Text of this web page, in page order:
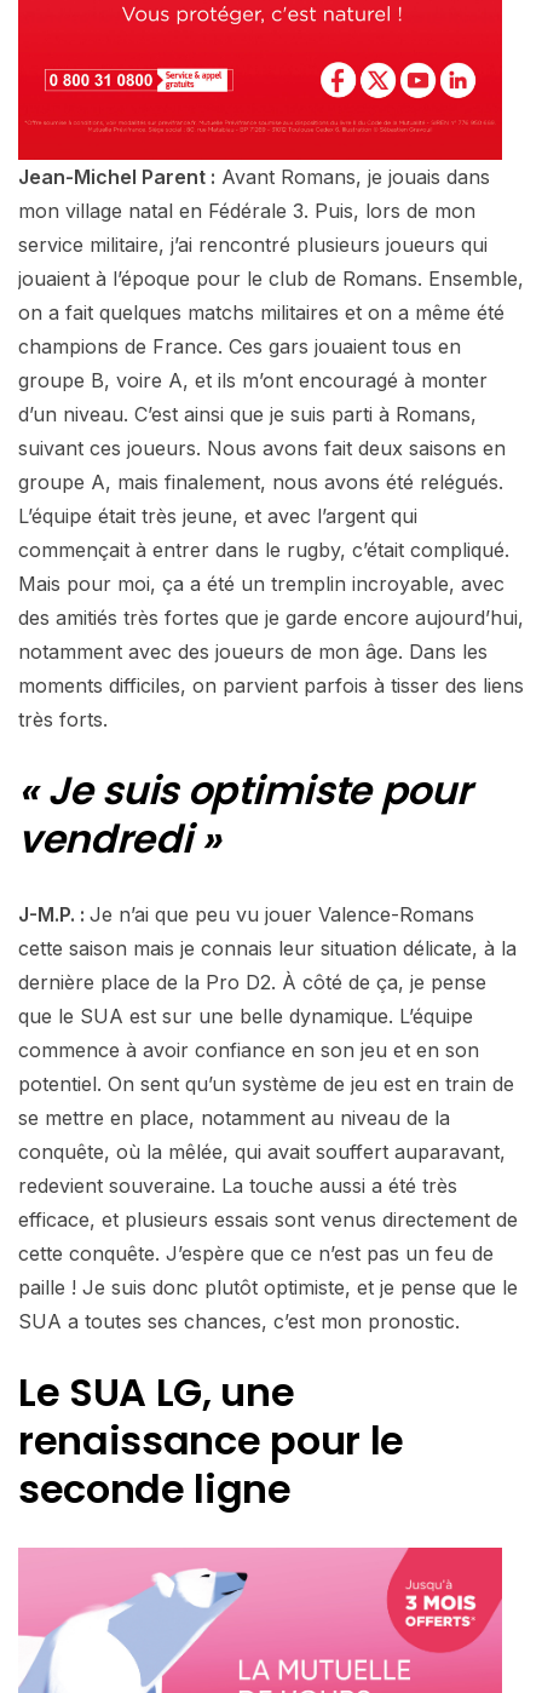
Jean-Michel Parent : Avant Romans, je jouais dans
mon village natal en Fédérale 3. Puis, lors de mon
service militaire, j’ai rencontré plusieurs joueurs qui
jouaient à l’époque pour le club de Romans. Ensemble,
on a fait quelques matchs militaires et on a même été
champions de France. Ces gars jouaient tous en
groupe B, voire A, et ils m’ont encouragé à monter
d’un niveau. C’est ainsi que je suis parti à Romans,
suivant ces joueurs. Nous avons fait deux saisons en
groupe A, mais finalement, nous avons été relégués.
L’équipe était très jeune, et avec l’argent qui
commençait à entrer dans le rugby, c’était compliqué.
Mais pour moi, ça a été un tremplin incroyable, avec
des amitiés très fortes que je garde encore aujourd’hui,
notamment avec des joueurs de mon âge. Dans les
moments difficiles, on parvient parfois à tisser des liens
très forts.
« Je suis optimiste pour
vendredi »
J-M.P. : Je n’ai que peu vu jouer Valence-Romans
cette saison mais je connais leur situation délicate, à la
dernière place de la Pro D2. À côté de ça, je pense
que le SUA est sur une belle dynamique. L’équipe
commence à avoir confiance en son jeu et en son
potentiel. On sent qu’un système de jeu est en train de
se mettre en place, notamment au niveau de la
conquête, où la mêlée, qui avait souffert auparavant,
redevient souveraine. La touche aussi a été très
efficace, et plusieurs essais sont venus directement de
cette conquête. J’espère que ce n’est pas un feu de
paille ! Je suis donc plutôt optimiste, et je pense que le
SUA a toutes ses chances, c’est mon pronostic.
Le SUA LG, une
renaissance pour le
seconde ligne